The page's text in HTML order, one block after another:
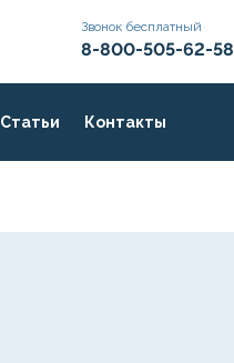
Звонок бесплатный
8-800-505-62-58
Статьи Контакты